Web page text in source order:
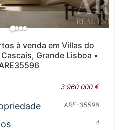
à venda em Villas do
Grande Lisboa •
3 960 000 €
ARE-35596
4